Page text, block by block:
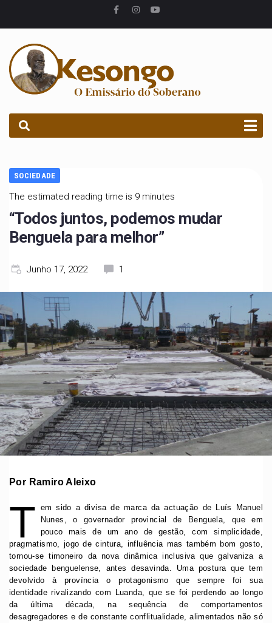
SOCIEDADE
The estimated reading time is 9 minutes
“Todos juntos, podemos mudar
Benguela para melhor”
Junho 17, 2022 1
Por Ramiro Aleixo
T em sido a divisa de marca da actuação de Luís Manuel
Nunes, o governador provincial de Benguela, que em
pouco mais de um ano de gestão, com simplicidade,
pragmatismo, jogo de cintura, influência mas também bom gosto,
tornou-se timoneiro da nova dinâmica inclusiva que galvaniza a
sociedade benguelense, antes desavinda. Uma postura que tem
devolvido à província o protagonismo que sempre foi sua
identidade rivalizando com Luanda, que se foi perdendo ao longo
da última década, na sequência de comportamentos
desagregadores e de constante conflitualidade, alimentados não só